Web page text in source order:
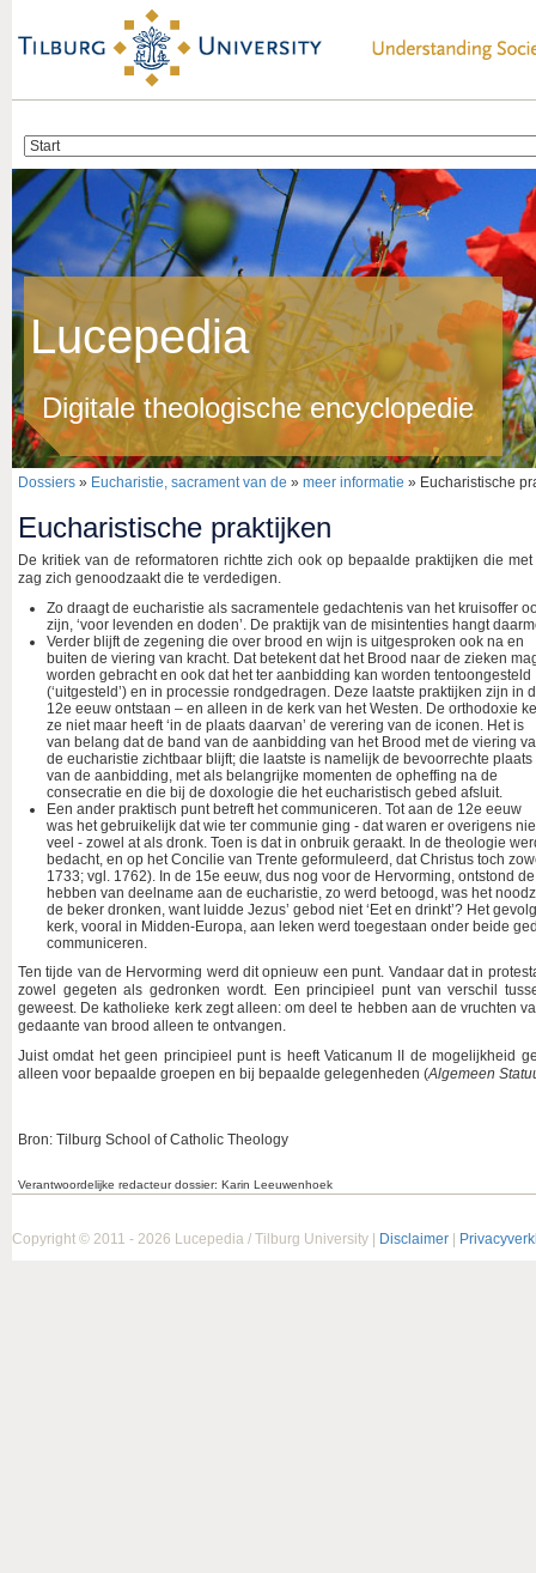
Lucepedia
Digitale theologische encyclopedie
Verantwoordelijke redacteur dossier: Karin Leeuwenhoek
Dossiers » Eucharistie, sacrament van de » meer informatie » Eucharistische
Eucharistische praktijken
De kritiek van de reformatoren richtte zich ook op bepaalde praktijken die
zag zich genoodzaakt die te verdedigen.
Zo draagt de eucharistie als sacramentele gedachtenis van het kruisoffer
zijn, ‘voor levenden en doden’. De praktijk van de misintenties hangt
Verder blijft de zegening die over brood en wijn is uitgesproken ook na en
buiten de viering van kracht. Dat betekent dat het Brood naar de zieken
worden gebracht en ook dat het ter aanbidding kan worden tentoongesteld
(‘uitgesteld’) en in processie rondgedragen. Deze laatste praktijken zijn in
12e eeuw ontstaan – en alleen in de kerk van het Westen. De orthodoxie
ze niet maar heeft ‘in de plaats daarvan’ de verering van de iconen. Het is
van belang dat de band van de aanbidding van het Brood met de viering
de eucharistie zichtbaar blijft; die laatste is namelijk de bevoorrechte plaats
van de aanbidding, met als belangrijke momenten de opheffing na de
consecratie en die bij de doxologie die het eucharistisch gebed afsluit.
Een ander praktisch punt betreft het communiceren. Tot aan de 12e eeuw
was het gebruikelijk dat wie ter communie ging - dat waren er overigens
veel - zowel at als dronk. Toen is dat in onbruik geraakt. In de theologie
bedacht, en op het Concilie van Trente geformuleerd, dat Christus toch
1733; vgl. 1762). In de 15e eeuw, dus nog voor de Hervorming, ontstond
hebben van deelname aan de eucharistie, zo werd betoogd, was het
de beker dronken, want luidde Jezus’ gebod niet ‘Eet en drinkt’? Het
kerk, vooral in Midden-Europa, aan leken werd toegestaan onder beide
communiceren.
Ten tijde van de Hervorming werd dit opnieuw een punt. Vandaar dat in
zowel gegeten als gedronken wordt. Een principieel punt van verschil
geweest. De katholieke kerk zegt alleen: om deel te hebben aan de vruchten
gedaante van brood alleen te ontvangen.
Juist omdat het geen principieel punt is heeft Vaticanum II de mogelijkheid
alleen voor bepaalde groepen en bij bepaalde gelegenheden (Algemeen
Bron: Tilburg School of Catholic Theology
Copyright © 2011 - 2026 Lucepedia / Tilburg University | Disclaimer